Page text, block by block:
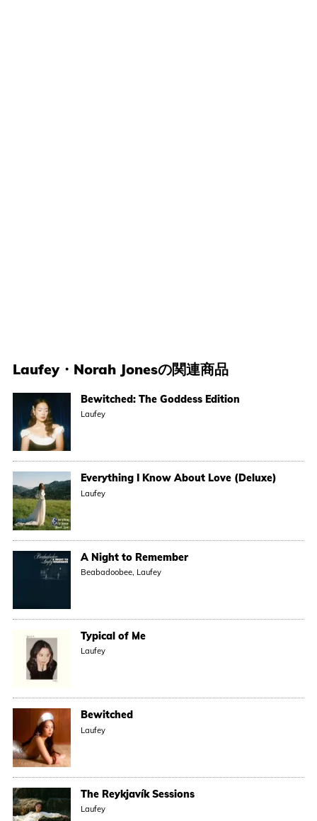
Laufey・ Norah Jonesの関連商品
Bewitched: The Goddess Edition
Laufey
Everything I Know About Love (Deluxe)
Laufey
A Night to Remember
Beabadoobee, Laufey
Typical of Me
Laufey
Bewitched
Laufey
The Reykjavík Sessions
Laufey